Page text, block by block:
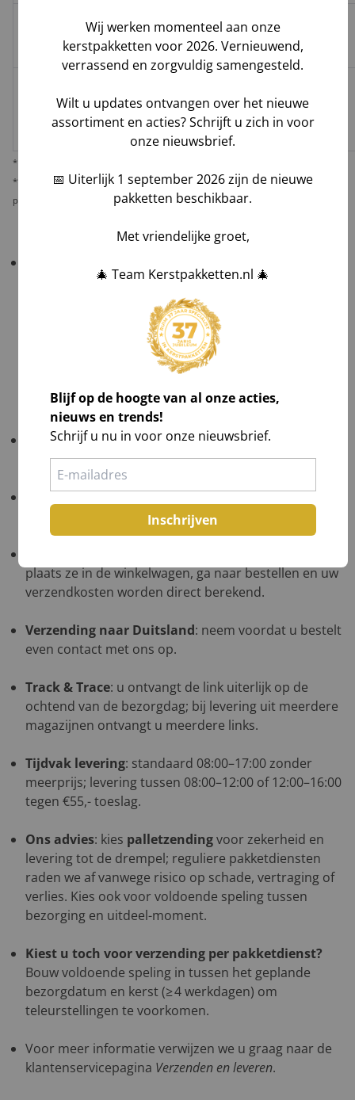
Groenbezorgen
/ DHL
Logistiek
dienstverlener
✅ ✅* ✅
* Behoudens overmacht calamiteiten.
** De verantwoordelijkheid op dit risico als gevolg van uw keuze voor reguliere
pakketbezorging rust bij u als opdrachtgever.
altijd grondig in het bijzijn van de chauffeur
Check zichtbare schade en maak foto's,
Laat afwijkingen noteren op de vrachtbrief, óók
op de kopie van de chauffeur,
Teken voor ontvangst na volledig akkoord.
Gratis verzending: NL ≥ €1.000 excl. btw; BE ≥ €1.500
excl. btw; DE in overleg op één afleveradres.
Verzending naar de Waddeneilanden: neem
voordat u bestelt even contact met ons op.
plaats ze in de winkelwagen, ga naar bestellen en uw
verzendkosten worden direct berekend.
Verzending naar Duitsland: neem voordat u bestelt
even contact met ons op.
Track & Trace: u ontvangt de link uiterlijk op de
ochtend van de bezorgdag; bij levering uit meerdere
magazijnen ontvangt u meerdere links.
Tijdvak levering: standaard 08:00–17:00 zonder
meerprijs; levering tussen 08:00–12:00 of 12:00–16:00
tegen €55,- toeslag.
Ons advies: kies palletzendingvoor zekerheid en
levering tot de drempel; reguliere pakketdiensten
raden we af vanwege risico op schade, vertraging of
verlies. Kies ook voor voldoende speling tussen
bezorging en uitdeel-moment.
Kiest u toch voor verzending per pakketdienst?
Bouw voldoende speling in tussen het geplande
bezorgdatum en kerst (≥ 4 werkdagen) om
teleurstellingen te voorkomen.
Voor meer informatie verwijzen we u graag naar de
klantenservicepagina Verzenden en leveren.
Wij werken momenteel aan onze
kerstpakketten voor 2026. Vernieuwend,
verrassend en zorgvuldig samengesteld.
Wilt u updates ontvangen over het nieuwe
assortiment en acties? Schrijft u zich in voor
onze nieuwsbrief.
📅 Uiterlijk 1 september 2026 zijn de nieuwe
pakketten beschikbaar.
Met vriendelijke groet,
🎄 Team Kerstpakketten.nl 🎄
Blijf op de hoogte van al onze acties,
nieuws en trends!
Schrijf u nu in voor onze nieuwsbrief.
Inschrijven